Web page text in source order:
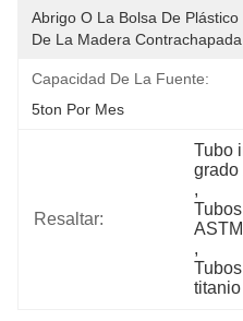
Abrigo O La Bolsa De
De La Madera
Capacidad De La Fuente:
5ton Por Mes
Resaltar:
Tubo
grado
,
,
titanio